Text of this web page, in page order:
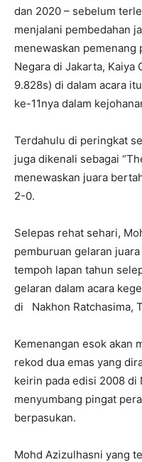
dan 2020 – sebelum
menjalani pembedahan
menewaskan
Negara di Jakarta, Kaiya
9.828s) di dalam acara
ke-11nya dalam
Terdahulu di peringkat
juga dikenali sebagai
menewaskan juara
2-0.
Selepas rehat sehari,
pemburuan gelaran
tempoh lapan tahun
gelaran dalam acara
di Nakhon Ratchasima,
Kemenangan esok akan
rekod dua emas yang
keirin pada edisi 2008 di
menyumbang pingat
berpasukan.
Mohd Azizulhasni yang